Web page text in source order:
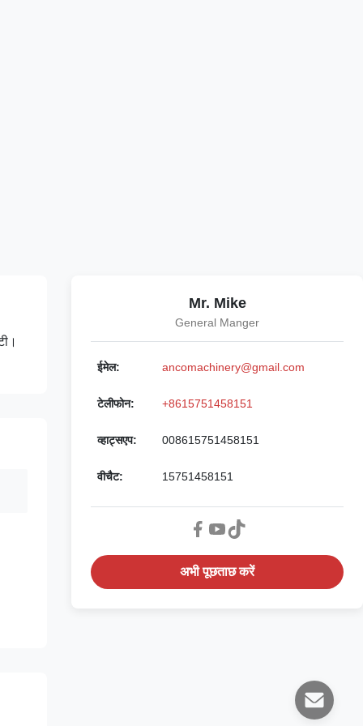
Mr. Mike
General Manger
ईमेल: ancomachinery@gmail.com
टेलीफोन: +8615751458151
व्हाट्सएप: 008615751458151
वीचैट: 15751458151
अभी पूछताछ करें